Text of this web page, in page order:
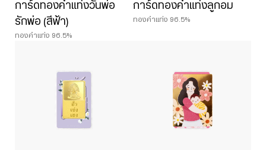
การ์ดทองคำแท่งวันพ่อ
รักพ่อ (สีฟ้า)
ทองคำแท่ง 96.5%
การ์ดทองคำแท่งลูกอม
ทองคำแท่ง 96.5%